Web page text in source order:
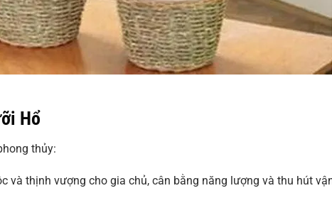
Hổ
thủy:
và thịnh vượng cho gia chủ, cân bằng năng lượng và thu hút